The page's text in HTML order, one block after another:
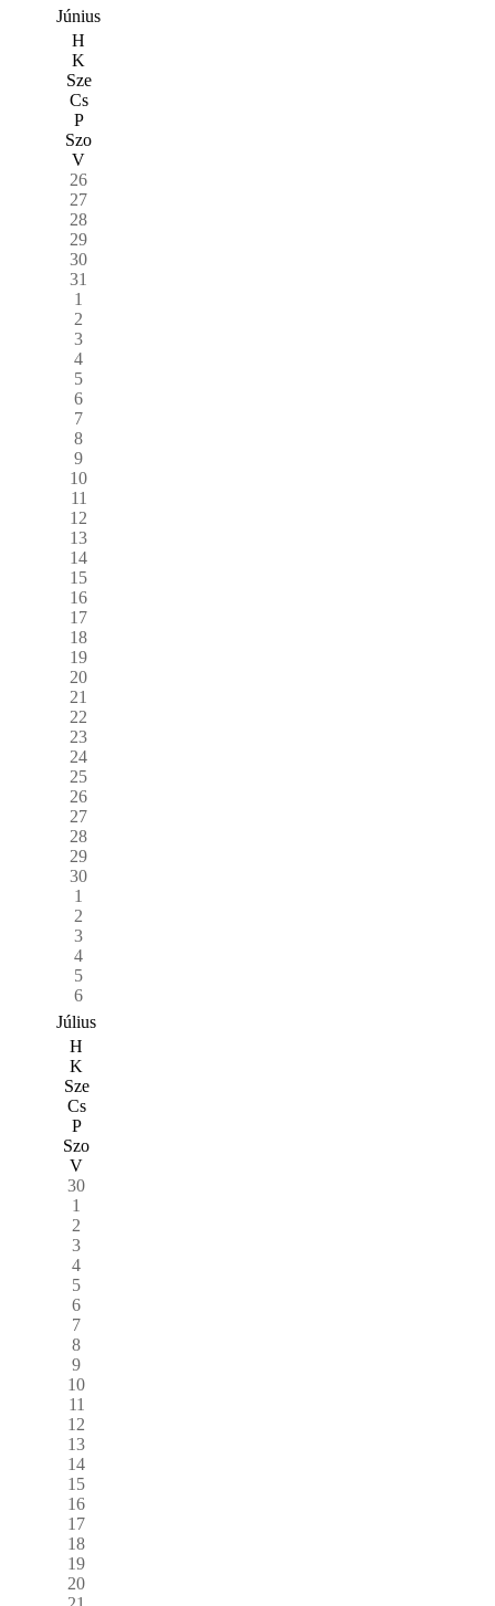
Június
H
K
Sze
Cs
P
Szo
V
26
27
28
29
30
31
1
2
3
4
5
6
7
8
9
10
11
12
13
14
15
16
17
18
19
20
21
22
23
24
25
26
27
28
29
30
1
2
3
4
5
6
Július
H
K
Sze
Cs
P
Szo
V
30
1
2
3
4
5
6
7
8
9
10
11
12
13
14
15
16
17
18
19
20